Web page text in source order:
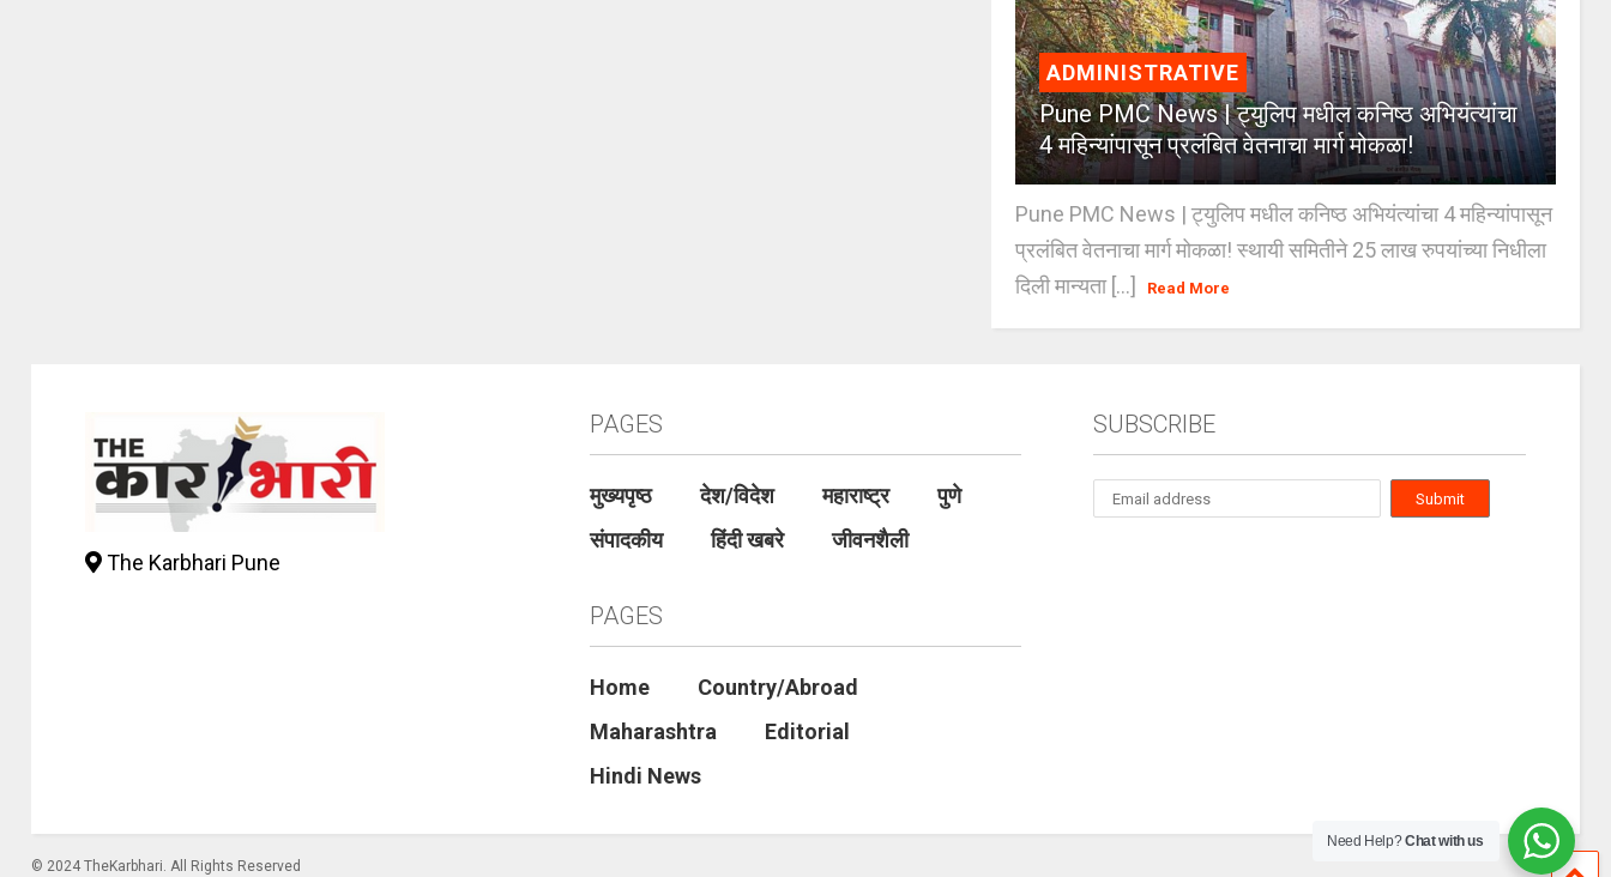
ADMINISTRATIVE
Pune PMC News | ट्युलिप मधील कनिष्ठ अभियंत्यांचा
4 महिन्यांपासून प्रलंबित वेतनाचा मार्ग मोकळा!
Pune PMC News | ट्युलिप मधील कनिष्ठ अभियंत्यांचा 4 महिन्यांपासून
प्रलंबित वेतनाचा मार्ग मोकळा! स्थायी समितीने 25 लाख रुपयांच्या निधीला
दिली मान्यता [...]
Read More
The Karbhari Pune
PAGES
मुख्यपृष्ठ देश/विदेश महाराष्ट्र
पुणे
संपादकीय
हिंदी खबरे जीवनशैली
PAGES
Home
Country/Abroad
Maharashtra
Editorial
Hindi News
SUBSCRIBE
© 2024 TheKarbhari. All Rights Reserved
Need Help?Chat with us